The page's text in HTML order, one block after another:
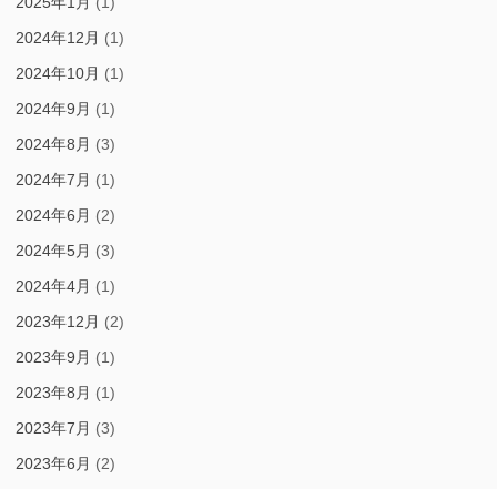
2024年12月 (1)
2024年10月 (1)
2024年9月 (1)
2024年8月 (3)
2024年7月 (1)
2024年6月 (2)
2024年5月 (3)
2024年4月 (1)
2023年12月 (2)
2023年9月 (1)
2023年8月 (1)
2023年7月 (3)
2023年6月 (2)